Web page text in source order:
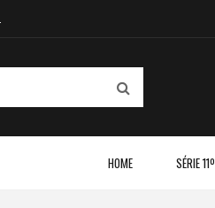
HOME SÉRIE